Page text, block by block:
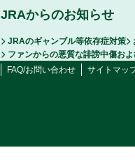
JRAからのお知らせ
JRAのギャンブル等依存症対策
ファンからの悪質な誹謗中傷お
FAQ/お問い合わせ
サイトマッ